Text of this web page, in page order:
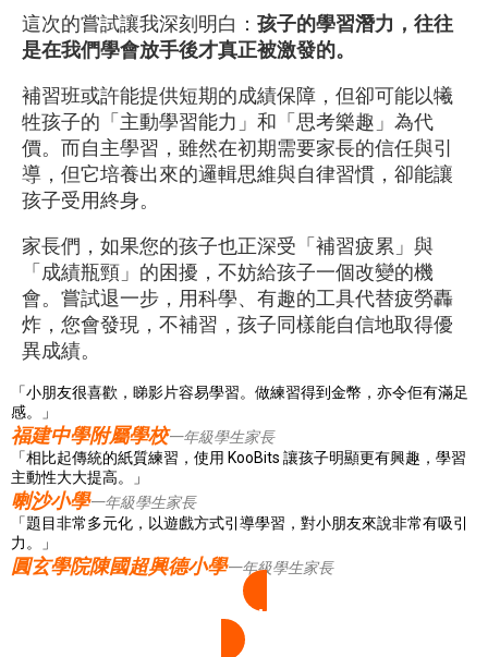
這次的嘗試讓我深刻明白： 孩子的學習潛力，往往
是在我們學會放手後才真正被激發的。
補習班或許能提供短期的成績保障，但卻可能以犧
牲孩子的「主動學習能力」和「思考樂趣」為代
價。而自主學習，雖然在初期需要家長的信任與引
導，但它培養出來的邏輯思維與自律習慣，卻能讓
孩子受用終身。
家長們，如果您的孩子也正深受「補習疲累」與
「成績瓶頸」的困擾，不妨給孩子一個改變的機
會。嘗試退一步，用科學、有趣的工具代替疲勞轟
炸，您會發現，不補習，孩子同樣能自信地取得優
異成績。
「小朋友很喜歡，睇影片容易學習。做練習得到金幣，亦令佢有滿足
感。」
福建中學附屬學校一年級學生家長
「相比起傳統的紙質練習，使用 KooBits 讓孩子明顯更有興趣，學習
主動性大大提高。」
喇沙小學一年級學生家長
「題目非常多元化，以遊戲方式引導學習，對小朋友來說非常有吸引
力。」
圓玄學院陳國超興德小學一年級學生家長
進一步了解 KooBits